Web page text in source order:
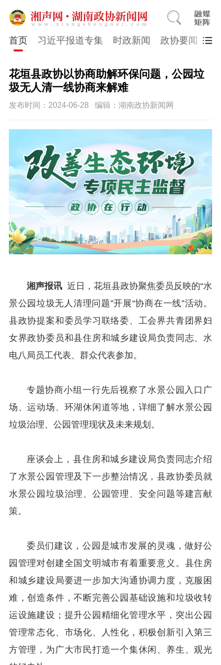
首页 习近平报道专集 时政新闻 政协要闻 市
花垣县政协以协商助解环保问题，公园垃
圾无人清一线协商来解难
发布时间：2024-06-28 编辑：湖南政协新闻网
湘声报讯近日，花垣县政协聚焦委员反映的“水
景公园垃圾无人清理问题”开展“协商在一线”活动。
县政协提案和委员学习联络委、工会界共青团界妇
女界政协委员和县住房和城乡建设局负责同志、水
电八局员工代表、群众代表参加。
专题协商小组一行先后视察了水景公园入口广
场、运动场、环湖休闲道等地，详细了解水景公园
垃圾治理、公园管理现状及未来规划。
座谈会上，县住房和城乡建设局负责同志介绍
了水景公园管理及下一步整治情况，县政协委员就
水景公园垃圾治理、公园管理、安全问题等建言献
策。
委员们建议，公园是城市发展的灵魂，做好公
园管理对创建全国文明城市有着重要意义。县住房
和城乡建设局要进一步加大沟通协调力度，克服困
难，创造条件，不断完善公园基础设施和垃圾收转
运设施建设；提升公园精细化管理水平，突出公园
管理常态化、市场化、人性化，积极创新引入第三
方管理，为广大市民打造一个集休闲、养生、观光